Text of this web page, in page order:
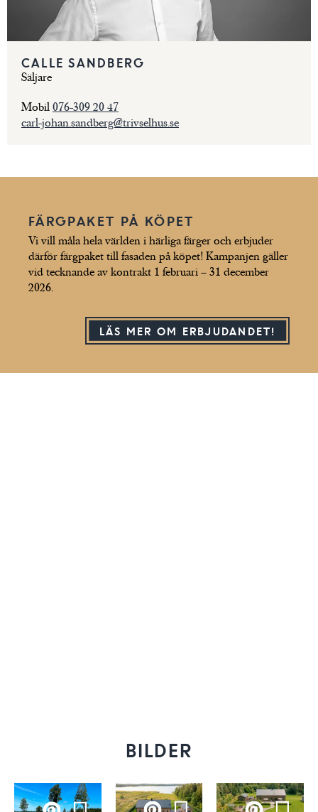
CALLE SANDBERG
Säljare
Mobil 076-309 20 47
carl-johan.sandberg@trivselhus.se
FÄRGPAKET PÅ KÖPET
Vi vill måla hela världen i härliga färger och erbjuder
därför färgpaket till fasaden på köpet! Kampanjen gäller
vid tecknande av kontrakt 1 februari – 31 december
2026.
LÄS MER OM ERBJUDANDET!
BILDER